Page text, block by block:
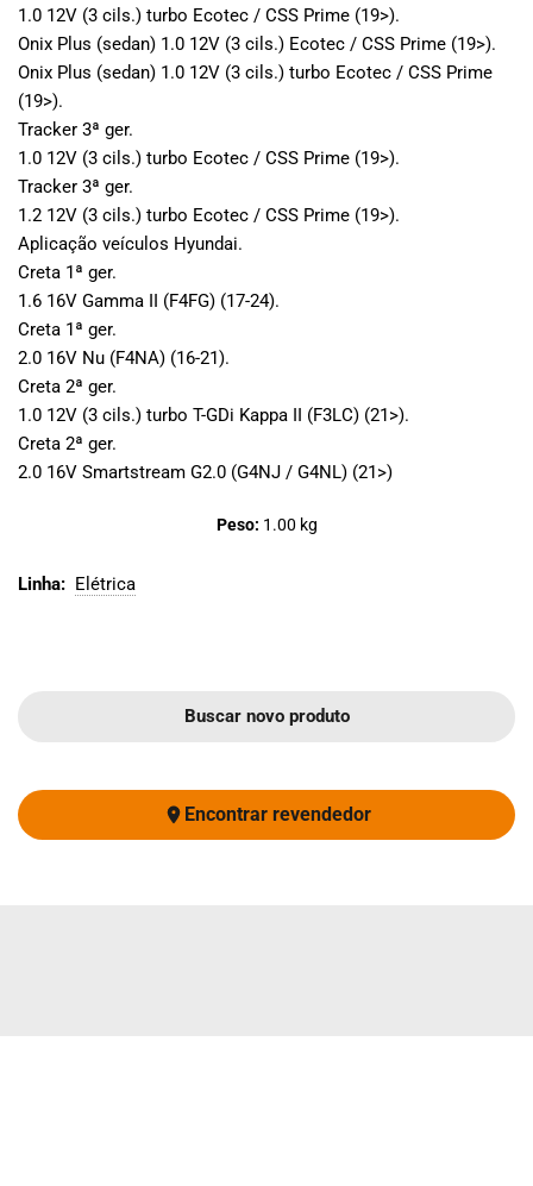
1.0 12V (3 cils.) turbo Ecotec / CSS Prime (19>).
Onix Plus (sedan) 1.0 12V (3 cils.) Ecotec / CSS Prime (19>).
Onix Plus (sedan) 1.0 12V (3 cils.) turbo Ecotec / CSS Prime
(19>).
Tracker 3ª ger.
1.0 12V (3 cils.) turbo Ecotec / CSS Prime (19>).
Tracker 3ª ger.
1.2 12V (3 cils.) turbo Ecotec / CSS Prime (19>).
Aplicação veículos Hyundai.
Creta 1ª ger.
1.6 16V Gamma II (F4FG) (17-24).
Creta 1ª ger.
2.0 16V Nu (F4NA) (16-21).
Creta 2ª ger.
1.0 12V (3 cils.) turbo T-GDi Kappa II (F3LC) (21>).
Creta 2ª ger.
2.0 16V Smartstream G2.0 (G4NJ / G4NL) (21>)
Peso: 1.00 kg
Linha: Elétrica
Buscar novo produto
Encontrar revendedor